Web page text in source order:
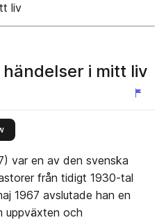
liv
i mitt liv
this publisher
var en av den svenska
från tidigt 1930-tal
1967 avslutade han en
uppväxten och